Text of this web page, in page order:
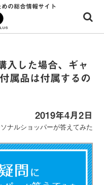
の総合情報サイト
入した場合、ギャ
属品は付属するの
2019年4月2日
ナルショッパーが答えてみた